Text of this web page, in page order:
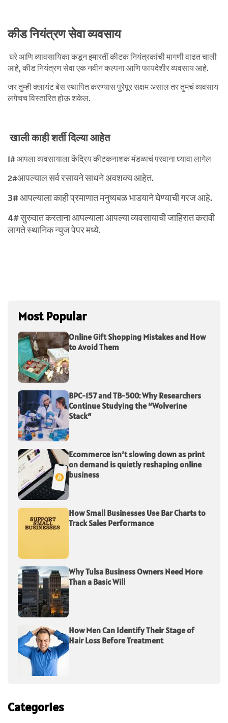
कीड नियंत्रण सेवा व्यवसाय
घरे आणि व्यावसायिका कडून इमारतीं कीटक नियंत्रकांची मागणी वाढत चाली
आहे, कीड नियंत्रण सेवा एक नवीन कल्पना आणि फायदेशीर व्यवसाय आहे.
जर तुम्ही क्लायंट बेस स्थापित करण्यास पुरेपूर सक्षम असाल तर तुमचं व्यवसाय
लगेचच विस्तारित होऊ शकेल.
खाली काही शर्ती दिल्या आहेत
1# आपला व्यवसायाला केंद्रिय कीटकनाशक मंडळाचं परवाना घ्यावा लागेल
2#आपल्याल सर्व रसायने साधने अवशक्य आहेत.
3# आपल्याला काही प्रमाणात मनुष्यबळ भाडयाने घेण्याची गरज आहे.
4#सुरुवात करताना आपल्याला आपल्या व्यवसायाची जाहिरात करावी
लागते स्थानिक न्युज पेपर मध्ये.
Most Popular
Online Gift Shopping Mistakes and How
to Avoid Them
BPC-157 and TB-500: Why Researchers
Continue Studying the “Wolverine
Stack”
Ecommerce isn’t slowing down as print
on demand is quietly reshaping online
business
How Small Businesses Use Bar Charts to
Track Sales Performance
Why Tulsa Business Owners Need More
Than a Basic Will
How Men Can Identify Their Stage of
Hair Loss Before Treatment
Categories